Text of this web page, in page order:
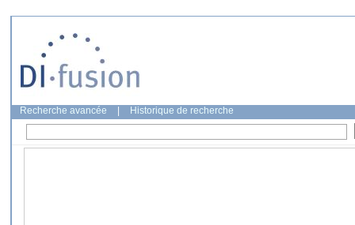
Recherche avancée Historique de recherche